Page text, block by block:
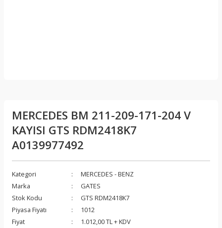
MERCEDES BM 211-209-171-204 V
KAYISI GTS RDM2418K7
A0139977492
Kategori
MERCEDES - BENZ
Marka
GATES
Stok Kodu
GTS RDM2418K7
Piyasa Fiyatı
1012
Fiyat
1.012,00 TL + KDV